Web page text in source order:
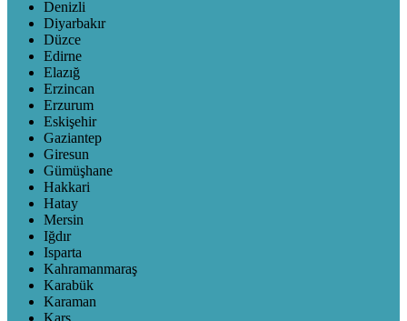
Denizli
Diyarbakır
Düzce
Edirne
Elazığ
Erzincan
Erzurum
Eskişehir
Gaziantep
Giresun
Gümüşhane
Hakkari
Hatay
Mersin
Iğdır
Isparta
Kahramanmaraş
Karabük
Karaman
Kars